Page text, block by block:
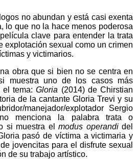
no abundan y está casi exenta
lo que no la hace menos poderosa
clave para entender la trata
explotación sexual como un crimen
y victimarios.
obra que si bien no se centra en
muestra uno de los casos más
el tema:Gloria (2014) de Chirstian
de la cantante Gloria Trevi y su
manejador/explotador Sergio
menciona la palabra trata o
si muestra el modus operandi del
pasó de víctima a victimaria y
jovencitas para el disfrute sexual
de su trabajo artístico.